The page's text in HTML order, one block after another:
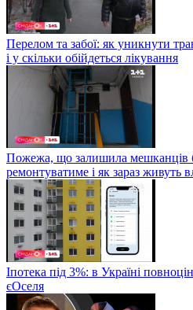
Перелом та забої: як уникнути
і у скільки обійдеться лікування
Пожежа, що залишила мешканців
ремонтуватиме і як зараз живуть
Іпотека під 3%: в Україні
єОселя